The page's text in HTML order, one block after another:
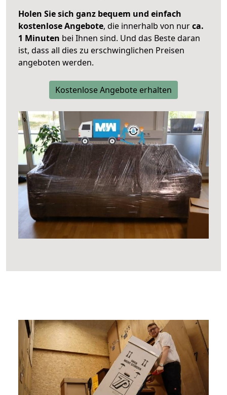
Holen Sie sich ganz bequem und einfach
kostenlose Angebote, die innerhalb von nurca.
1 Minuten bei Ihnen sind. Und das Beste daran
ist, dass all dies zu erschwinglichen Preisen
angeboten werden.
Kostenlose Angebote erhalten